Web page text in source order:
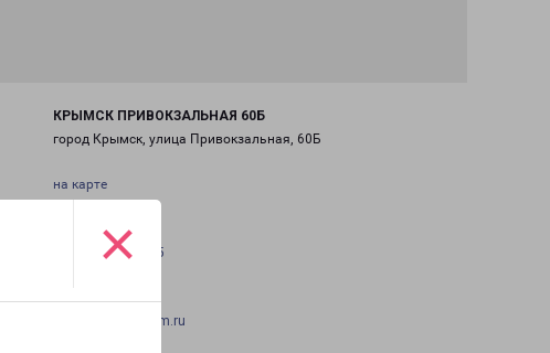
×
КРЫМСК ПРИВОКЗАЛЬНАЯ 60Б
город Крымск, улица Привокзальная, 60Б
на карте
ТЕЛЕФОН
+7(86146) 32-0-55
EMAIL
slavyansk@pecom.ru